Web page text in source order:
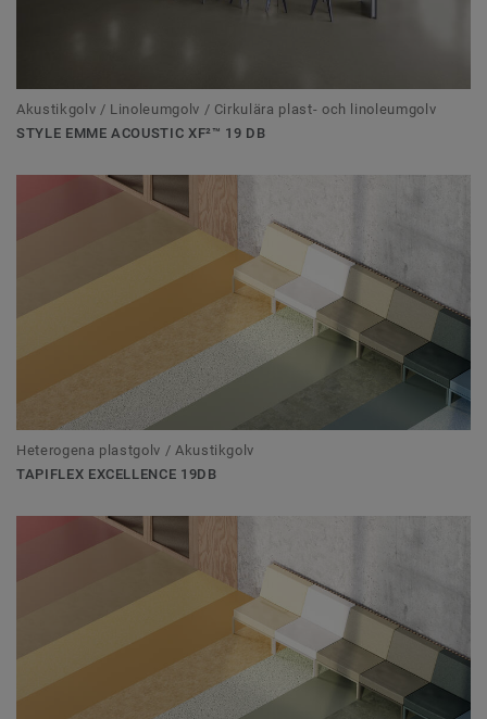
Akustikgolv / Linoleumgolv / Cirkulära plast- och linoleumgolv
STYLE EMME ACOUSTIC XF²™ 19 DB
Heterogena plastgolv / Akustikgolv
TAPIFLEX EXCELLENCE 19DB